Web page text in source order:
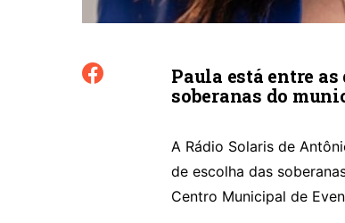
Paula está entre
soberanas do
A Rádio Solaris de
de escolha das
Centro Municipal de